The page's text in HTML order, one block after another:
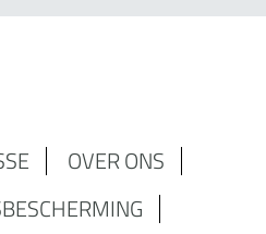
OVER ONS